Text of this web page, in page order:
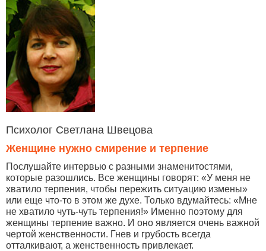
Психолог Светлана Швецова
Женщине нужно смирение и терпение
Послушайте интервью с разными знаменитостями,
которые разошлись. Все женщины говорят: «У меня не
хватило терпения, чтобы пережить ситуацию измены»
или еще что-то в этом же духе. Только вдумайтесь: «Мне
не хватило чуть-чуть терпения!» Именно поэтому для
женщины терпение важно. И оно является очень важной
чертой женственности. Гнев и грубость всегда
отталкивают, а женственность привлекает.